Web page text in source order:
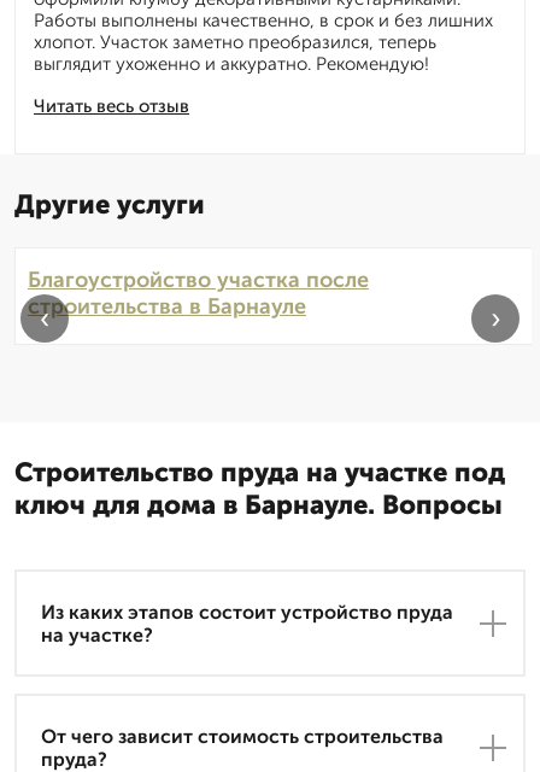
Читать весь отзыв
Работы выполнены качественно, в срок и без лишних
хлопот. Участок заметно преобразился, теперь
выглядит ухоженно и аккуратно. Рекомендую!
Другие услуги
Благоустройство участка после
строительства в Барнауле
‹ ›
Строительство пруда на участке под
ключ для дома в Барнауле. Вопросы
Из каких этапов состоит устройство пруда
на участке?
От чего зависит стоимость строительства
пруда?